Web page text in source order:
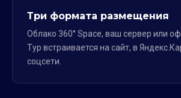
Три формата размещения
Облако 360° Space, ваш сервер или
Тур встраивается на сайт, в
соцсети.